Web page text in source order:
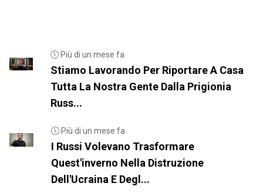
Più di un mese fa
Stiamo Lavorando Per Riportare A Casa
Tutta La Nostra Gente Dalla Prigionia
Russ...
Più di un mese fa
I Russi Volevano Trasformare
Quest'inverno Nella Distruzione
Dell'Ucraina E Degl...